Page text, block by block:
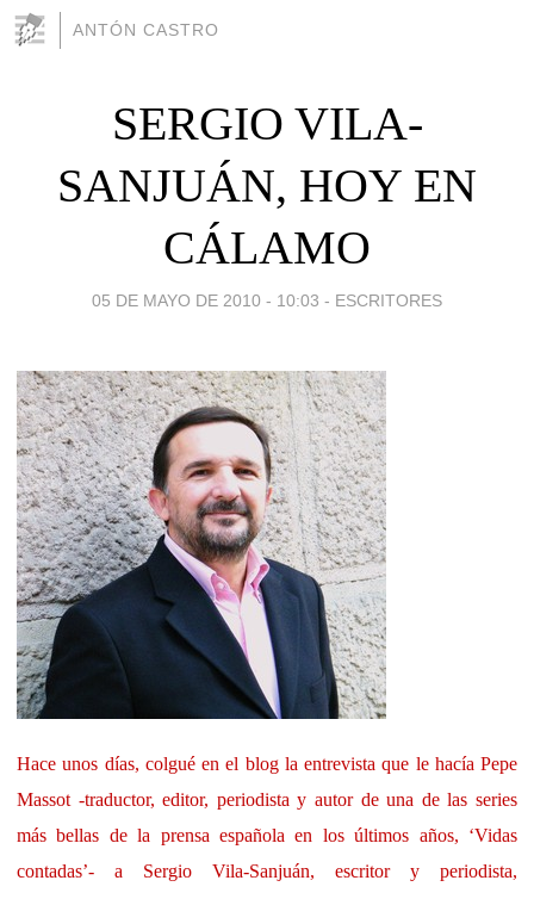
ANTÓN CASTRO
SERGIO VILA-
SANJUÁN, HOY EN
CÁLAMO
05 DE MAYO DE 2010 - 10:03 - ESCRITORES
Hace unos días, colgué en el blog la entrevista que le hacía Pepe
Massot -traductor, editor, periodista y autor de una de las series
más bellas de la prensa española en los últimos años, ‘Vidas
contadas’- a Sergio Vila-Sanjuán, escritor y periodista,